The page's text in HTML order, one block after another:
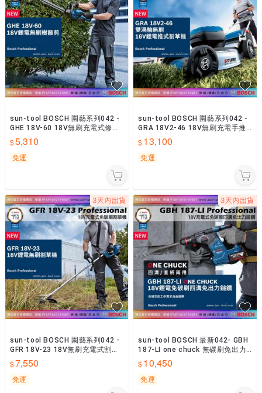
sun-tool BOSCH 園藝系列042 -
GHE 18V-60 18V無刷充電式修籬
機 雙刃 籬笆剪
5,310
免運
sun-tool BOSCH 園藝系列042 -
GRA 18V2-46 18V無刷充電手推
式割草機 雙渦輪
13,100
免運
sun-tool BOSCH 園藝系列042 -
GFR 18V-23 18V無刷充電式割草
機 無刷馬達 除草機
7,550
免運
sun-tool BOSCH 最新042- GBH
187-LI one chuck 無碳刷免出力
鎚鑽 空機 通用夾頭
10,450
免運